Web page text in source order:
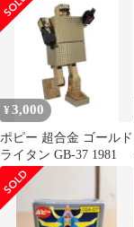
ギラス
¥3,000
ポピー 超合金 ゴールド
ライタン GB-37 1981